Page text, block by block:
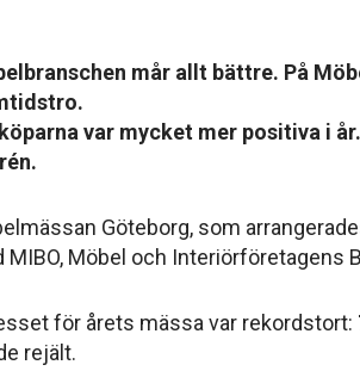
mår allt bättre. På
var mycket mer positiva i
Göteborg, som
MIBO, Möbel och Interiörföretagens
för årets mässa var rekordstort:
rejält.